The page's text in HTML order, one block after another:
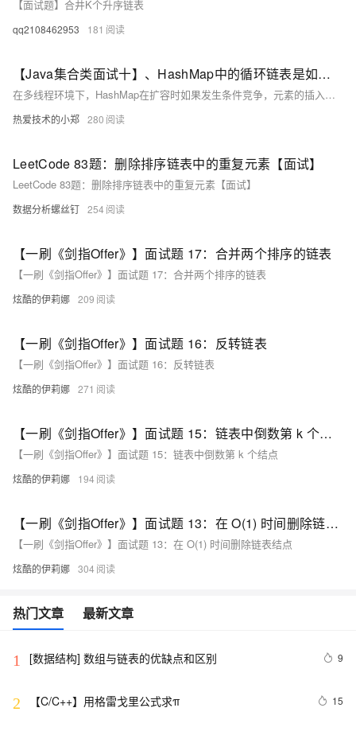
【面试题】合井K个升序链表
qq2108462953 181
【Java集合类面试十】、HashMap中的循环链表是如何产生的？
在多线程环境下，HashMap在扩容时如果发生条件竞争，元素的插入顺序可能形成循环链表，导致死循环。
热爱技术的小郑 280
LeetCode 83题：删除排序链表中的重复元素【面试】
LeetCode 83题：删除排序链表中的重复元素【面试】
数据分析螺丝钉 254
【一刷《剑指Offer》】面试题 17：合并两个排序的链表
【一刷《剑指Offer》】面试题 17：合并两个排序的链表
炫酷的伊莉娜 209
【一刷《剑指Offer》】面试题 16：反转链表
【一刷《剑指Offer》】面试题 16：反转链表
炫酷的伊莉娜 271
【一刷《剑指Offer》】面试题 15：链表中倒数第 k 个结点
【一刷《剑指Offer》】面试题 15：链表中倒数第 k 个结点
炫酷的伊莉娜 194
【一刷《剑指Offer》】面试题 13：在 O(1) 时间删除链表结点
【一刷《剑指Offer》】面试题 13：在 O(1) 时间删除链表结点
炫酷的伊莉娜 304
热门文章 最新文章
1 [数据结构] 数组与链表的优缺点和区别 9
2 【C/C++】用格雷戈里公式求π 15